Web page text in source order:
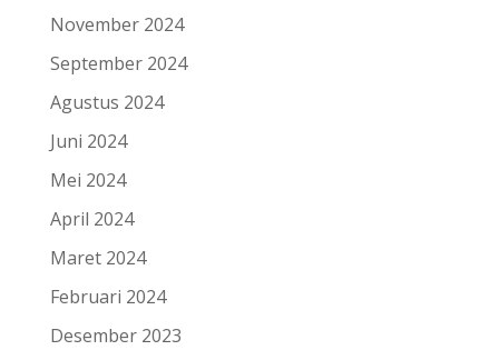
November 2024
September 2024
Agustus 2024
Juni 2024
Mei 2024
April 2024
Maret 2024
Februari 2024
Desember 2023